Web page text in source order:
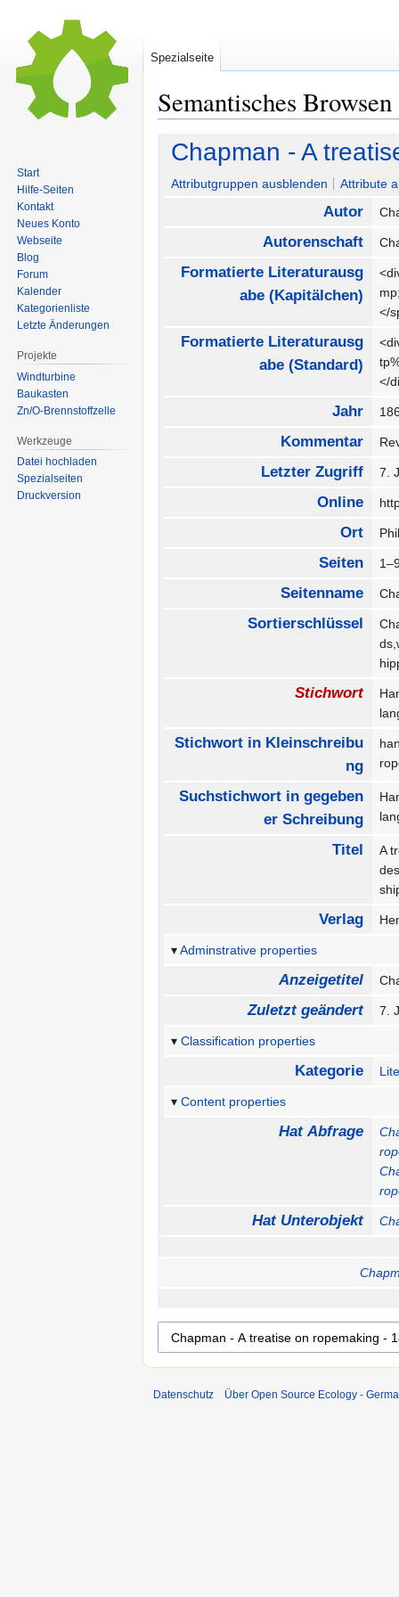
Semantisches Browsen
Zur
Navigation
springen
Zur
Suche
springen
Chapman - A
Attributgruppen ausblenden Attribute
Autor
Autorenschaft
Formatierte Literaturausg
abe (Kapitälchen)
</
Formatierte Literaturausg
abe (Standard)
</
Jahr
Kommentar
Letzter Zugriff 7.
Online
Ort
Seiten
Seitenname
Sortierschlüssel
Stichwort
Stichwort in Kleinschreibu
ng
Suchstichwort in gegeben
er Schreibung
Titel
A
Verlag
Adminstrative properties
Anzeigetitel
Zuletzt geändert 7.
Classification properties
Kategorie
Content properties
Hat Abfrage
Hat Unterobjekt
Spezialseite
Start
Hilfe-Seiten
Kontakt
Neues Konto
Webseite
Blog
Forum
Kalender
Kategorienliste
Letzte Änderungen
Projekte
Windturbine
Baukasten
Zn/O-Brennstoffzelle
Werkzeuge
Datei hochladen
Spezialseiten
Druckversion
Datenschutz Über Open Source Ecology -